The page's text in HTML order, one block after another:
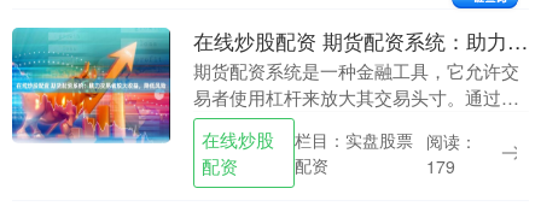
在线炒股配资 期货配资系统：助力交易者放大收益，降低风险
期货配资系统是一种金融工具，它允许交
易者使用杠杆来放大其交易头寸。通过使
用期货配资，交易者可以增加其潜在利润
在线炒股配资，同时也可以增加其风险。
1. 雪盈证券....
在线炒股
配资
栏目：实盘股票
配资
阅读：
179